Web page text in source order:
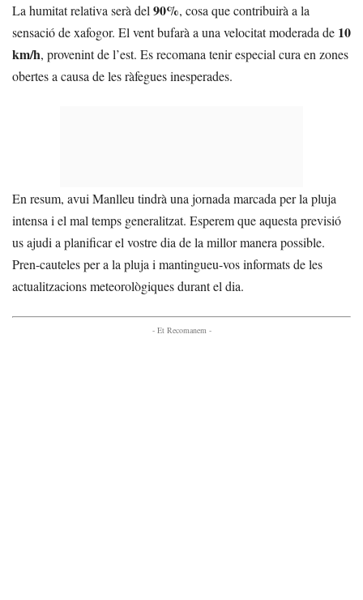
La humitat relativa serà del90%, cosa que contribuirà a la
sensació de xafogor. El vent bufarà a una velocitat moderada de 10
km/h, provenint de l’est. Es recomana tenir especial cura en zones
obertes a causa de les ràfegues inesperades.
En resum, avui Manlleu tindrà una jornada marcada per la pluja
intensa i el mal temps generalitzat. Esperem que aquesta previsió
us ajudi a planificar el vostre dia de la millor manera possible.
Pren-cauteles per a la pluja i mantingueu-vos informats de les
actualitzacions meteorològiques durant el dia.
- Et Recomanem -